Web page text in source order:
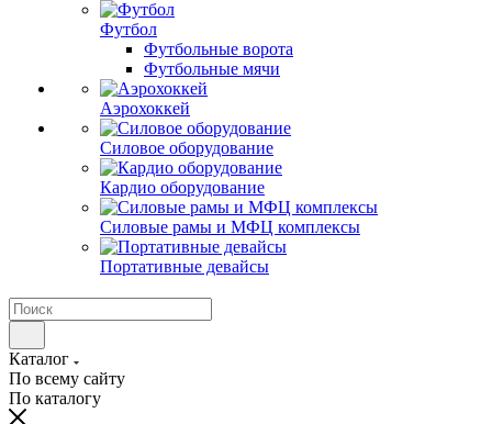
Футбол
Футбольные ворота
Футбольные мячи
Аэрохоккей
Силовое оборудование
Кардио оборудование
Силовые рамы и МФЦ комплексы
Портативные девайсы
Каталог
По всему сайту
По каталогу